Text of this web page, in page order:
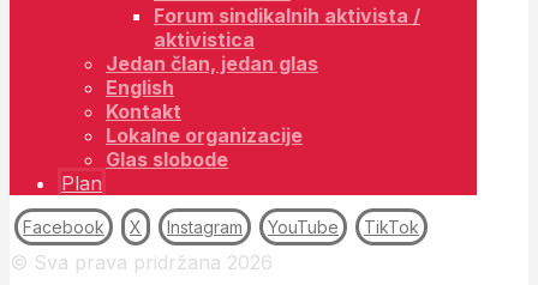
Forum sindikalnih aktivista /
aktivistica
Jedan član, jedan glas
English
Kontakt
Lokalne organizacije
Glas slobode
Plan
Facebook X Instagram YouTube TikTok
© Sva prava pridržana 2026